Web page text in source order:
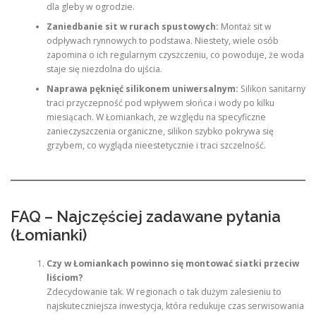
dla gleby w ogrodzie.
Zaniedbanie sit w rurach spustowych: Montaż sit w
odpływach rynnowych to podstawa. Niestety, wiele osób
zapomina o ich regularnym czyszczeniu, co powoduje, że woda
staje się niezdolna do ujścia.
Naprawa pęknięć silikonem uniwersalnym: Silikon sanitarny
traci przyczepność pod wpływem słońca i wody po kilku
miesiącach. W Łomiankach, ze względu na specyficzne
zanieczyszczenia organiczne, silikon szybko pokrywa się
grzybem, co wygląda nieestetycznie i traci szczelność.
FAQ – Najczęściej zadawane pytania
(Łomianki)
Czy w Łomiankach powinno się montować siatki przeciw
liściom?
Zdecydowanie tak. W regionach o tak dużym zalesieniu to
najskuteczniejsza inwestycja, która redukuje czas serwisowania